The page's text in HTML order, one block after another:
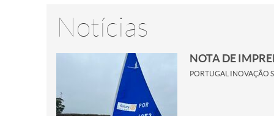
Notícias
NOTA DE
PORTUGAL INOVAÇÃO